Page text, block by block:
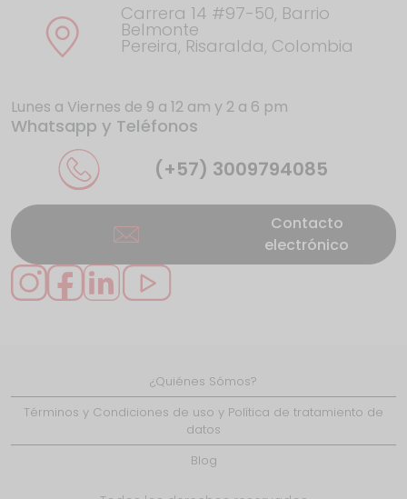
La UE da donde más duele a los gigantes
Se presentan nuevos casos de éxito en
Caquetá gracias
LiFi: ¿el reemplazo del WiFi?
Carrera 14 #97-50, Barrio
Belmonte
Pereira, Risaralda, Colombia
Lunes a Viernes de 9 a 12 am y 2 a 6 pm
Whatsapp y Teléfonos
(+57) 3009794085
Contacto
electrónico
¿Quiénes Sómos?
Términos y Condiciones de uso y Política de tratamiento de
datos
Blog